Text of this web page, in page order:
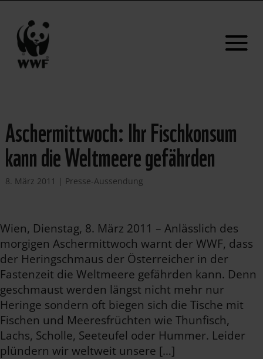
Aschermittwoch: Ihr Fischkonsum
kann die Weltmeere gefährden
8. März 2011 | Presse-Aussendung
Wien, Dienstag, 8. März 2011 – Anlässlich des
morgigen Aschermittwoch warnt der WWF, dass
der Heringschmaus der Österreicher in der
Fastenzeit die Weltmeere gefährden kann. Denn
geschmaust werden längst nicht mehr nur
Heringe sondern oft biegen sich die Tische mit
Fischen und Meeresfrüchten wie Thunfisch,
Lachs, Scholle, Seeteufel oder Hummer. Leider
plündern wir weltweit unsere […]